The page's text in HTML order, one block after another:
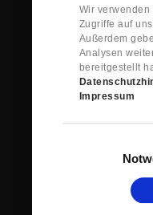
Wir
Zugriffe auf
Außerdem
Analysen
bereitgestellt
Impressum